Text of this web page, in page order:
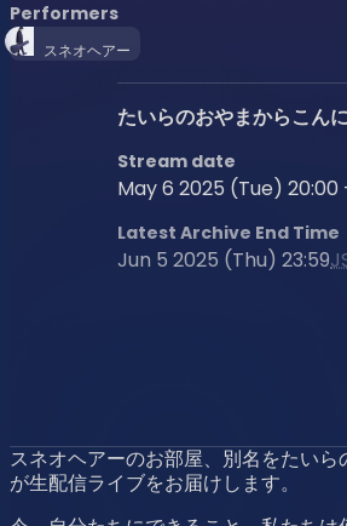
Performers
スネオヘアー
たいらのおやまからこん
Stream date
May 6 2025 (Tue) 20:00
Latest Archive End Time
Jun 5 2025 (Thu) 23:59
スネオヘアーのお部屋、別名をたい
が生配信ライブをお届けします。